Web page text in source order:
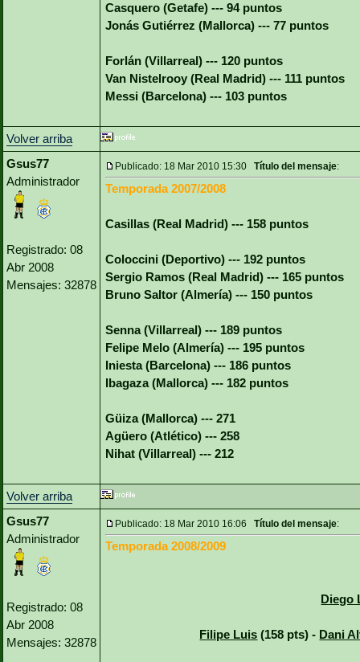
Casquero (Getafe) --- 94 puntos
Jonás Gutiérrez (Mallorca) --- 77 puntos
Forlán (Villarreal) --- 120 puntos
Van Nistelrooy (Real Madrid) --- 111 puntos
Messi (Barcelona) --- 103 puntos
Volver arriba
Gsus77
Administrador
Registrado: 08
Abr 2008
Mensajes: 32878
Publicado: 18 Mar 2010 15:30 Título del mensaje:
Temporada 2007/2008
Casillas (Real Madrid) --- 158 puntos
Coloccini (Deportivo) --- 192 puntos
Sergio Ramos (Real Madrid) --- 165 puntos
Bruno Saltor (Almería) --- 150 puntos
Senna (Villarreal) --- 189 puntos
Felipe Melo (Almería) --- 195 puntos
Iniesta (Barcelona) --- 186 puntos
Ibagaza (Mallorca) --- 182 puntos
Güiza (Mallorca) --- 271
Agüero (Atlético) --- 258
Nihat (Villarreal) --- 212
Volver arriba
Gsus77
Administrador
Registrado: 08
Abr 2008
Mensajes: 32878
Publicado: 18 Mar 2010 16:06 Título del mensaje:
Temporada 2008/2009
Diego
Filipe Luis (158 pts) - Dani